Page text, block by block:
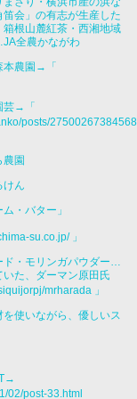
会」の有志が生産した
根山麓紅茶・西湘地域
全農かながわ
本農園→「
芸→「
posts/
農園
けん
・バター」
su.co.jp/」
・モリンガパウダー…
た、ダーマン原田氏
mrharada 」
使いながら、優しいス
02/post-33.html